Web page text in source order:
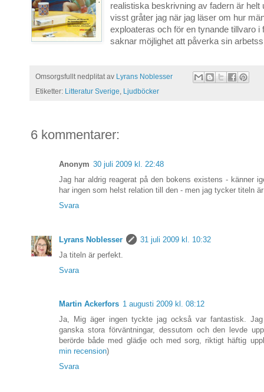
realistiska beskrivning av fadern är helt
visst gråter jag när jag läser om hur
exploateras och för en tynande tillvaro i
saknar möjlighet att påverka sin
Omsorgsfullt nedplitat av Lyrans Noblesser
Etiketter: Litteratur Sverige, Ljudböcker
6 kommentarer:
Anonym 30 juli 2009 kl. 22:48
Jag har aldrig reagerat på den bokens existens - känner
har ingen som helst relation till den - men jag tycker titeln
Svara
Lyrans Noblesser
31 juli 2009 kl. 10:32
Ja titeln är perfekt.
Svara
Martin Ackerfors 1 augusti 2009 kl. 08:12
Ja, Mig äger ingen tyckte jag också var fantastisk.
ganska stora förväntningar, dessutom och den levde
berörde både med glädje och med sorg, riktigt häftig
min recension)
Svara